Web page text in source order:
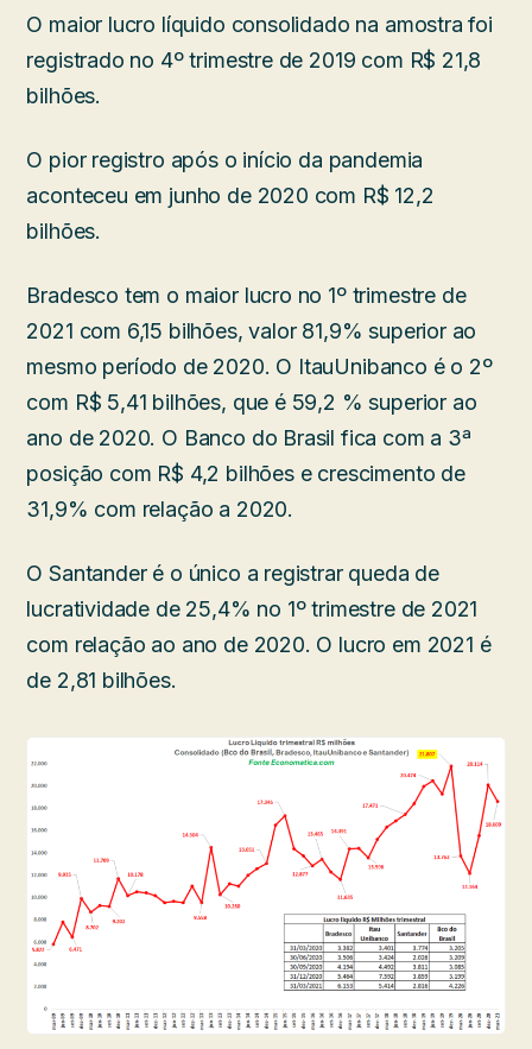
O maior lucro líquido consolidado na amostra foi
registrado no 4º trimestre de 2019 com R$ 21,8
bilhões.
O pior registro após o início da pandemia
aconteceu em junho de 2020 com R$ 12,2
bilhões.
Bradesco tem o maior lucro no 1º trimestre de
2021 com 6,15 bilhões, valor 81,9% superior ao
mesmo período de 2020. O ItauUnibanco é o 2º
com R$ 5,41 bilhões, que é 59,2 % superior ao
ano de 2020. O Banco do Brasil fica com a 3ª
posição com R$ 4,2 bilhões e crescimento de
31,9% com relação a 2020.
O Santander é o único a registrar queda de
lucratividade de 25,4% no 1º trimestre de 2021
com relação ao ano de 2020. O lucro em 2021 é
de 2,81 bilhões.